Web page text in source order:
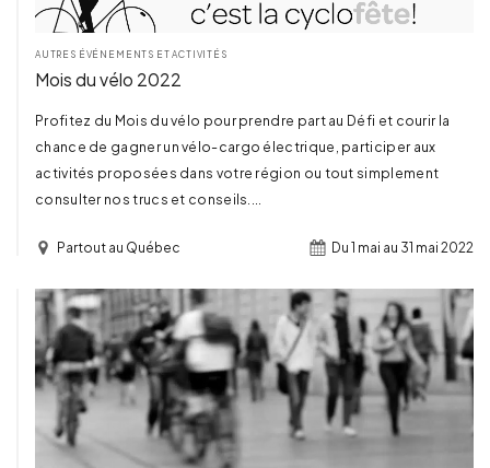
AUTRES ÉVÉNEMENTS ET ACTIVITÉS
Mois du vélo 2022
Profitez du Mois du vélo pour prendre part au Défi et courir la
chance de gagner un vélo-cargo électrique, participer aux
activités proposées dans votre région ou tout simplement
consulter nos trucs et conseils....
Partout au Québec Du 1 mai au 31 mai 2022
TERMINÉ